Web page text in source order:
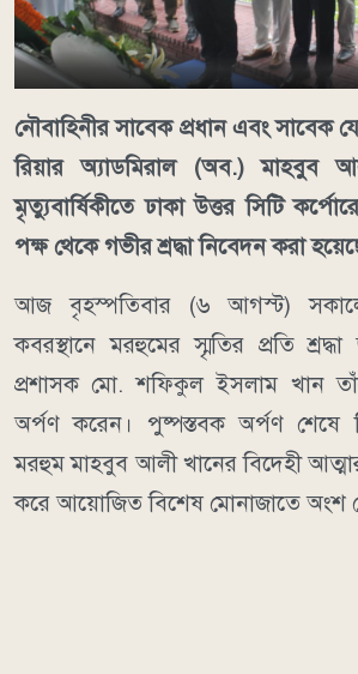
নৌবাহিনীর সাবেক প্রধান এবং সাবেক
রিয়ার অ্যাডমিরাল (অব.) মাহবুব
মৃত্যুবার্ষিকীতে ঢাকা উত্তর সিটি
পক্ষ থেকে গভীর শ্রদ্ধা নিবেদন করা
আজ বৃহস্পতিবার (৬ আগস্ট)
কবরস্থানে মরহুমের স্মৃতির প্রতি
প্রশাসক মো. শফিকুল ইসলাম খান
অর্পণ করেন। পুষ্পস্তবক অর্পণ শেষে
মরহুম মাহবুব আলী খানের বিদেহী
করে আয়োজিত বিশেষ মোনাজাতে অংশ